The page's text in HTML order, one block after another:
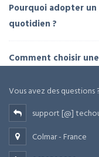
Pourquoi adopter
quotidien ?
Comment choisir
Vous avez des questions
support [@]
Colmar - France